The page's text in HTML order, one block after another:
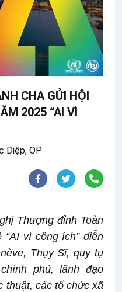
CHA GỬI HỘI
2025 “AI VÌ
Diệp, OP
Thượng đỉnh Toàn
vì công ích” diễn
Thụy Sĩ, quy tụ
phủ, lãnh đạo
thuật, các tổ chức xã